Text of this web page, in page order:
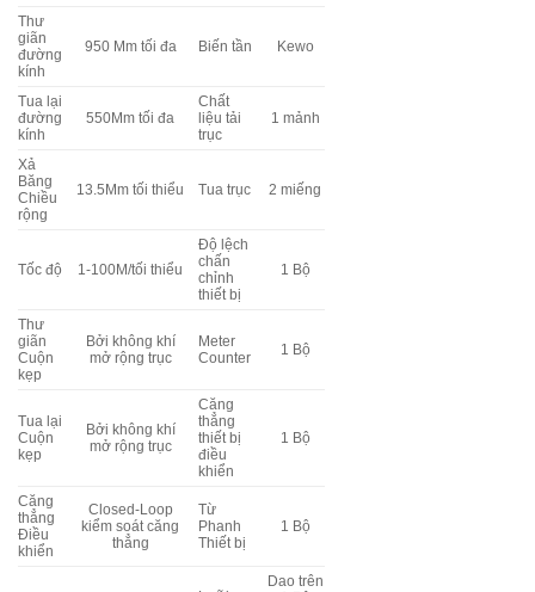
Thư
giãn
đường
kính
950 Mm tối đa Biến tần Kewo
Tua lại
đường
kính
550Mm tối đa
Chất
liệu tải
trục
1 mảnh
Xả
Băng
Chiều
rộng
13.5Mm tối thiểu Tua trục 2 miếng
Tốc độ 1-100M/tối thiểu
Độ lệch
chấn
chỉnh
thiết bị
1 Bộ
Thư
giãn
Cuộn
kẹp
Bởi không khí
mở rộng trục
Meter
Counter
1 Bộ
Tua lại
Cuộn
kẹp
Bởi không khí
mở rộng trục
Căng
thẳng
thiết bị
điều
khiển
1 Bộ
Căng
thẳng
Điều
khiển
Closed-Loop
kiểm soát căng
thẳng
Từ
Phanh
Thiết bị
1 Bộ
Dao trên